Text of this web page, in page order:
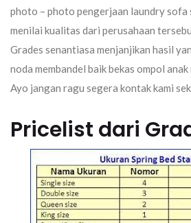
photo – photo pengerjaan laundry sofa
menilai kualitas dari perusahaan
Grades senantiasa menjanjikan hasil
noda membandel baik bekas ompol
Ayo jangan ragu segera kontak kami
Pricelist dari